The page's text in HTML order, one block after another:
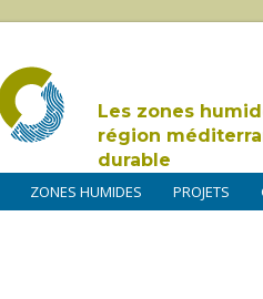
Les zones
région
durable
ZONES HUMIDES PROJETS